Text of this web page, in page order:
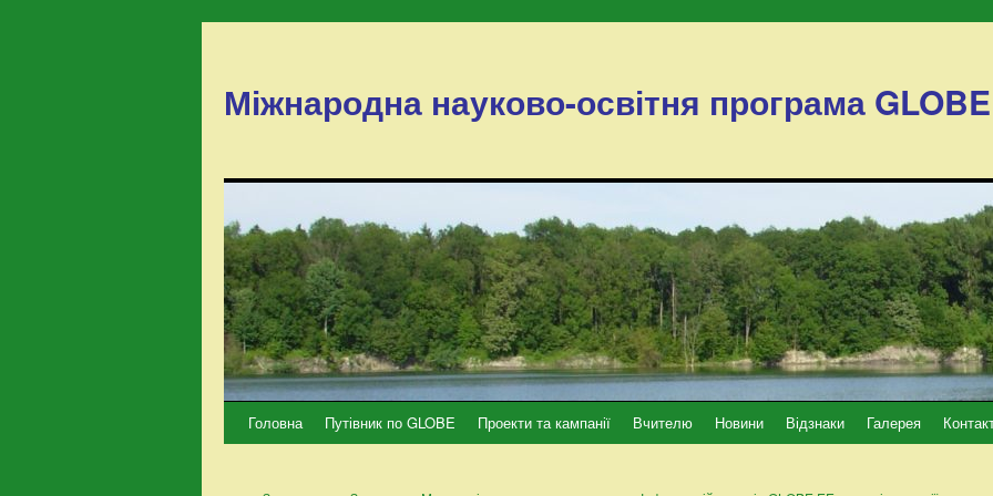
Міжнародна науково-освітня програма GLOBE
Перейти
Головна Путівник по GLOBE Проекти та кампанії Вчителю Новини Відзнаки Галерея